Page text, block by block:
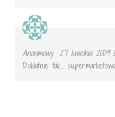
Anonimowy 27 kwietnia 2009
Dokłatnie tak…